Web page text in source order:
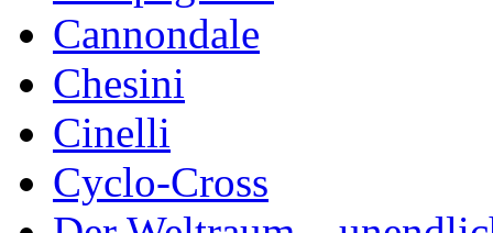
Cannondale
Chesini
Cinelli
Cyclo-Cross